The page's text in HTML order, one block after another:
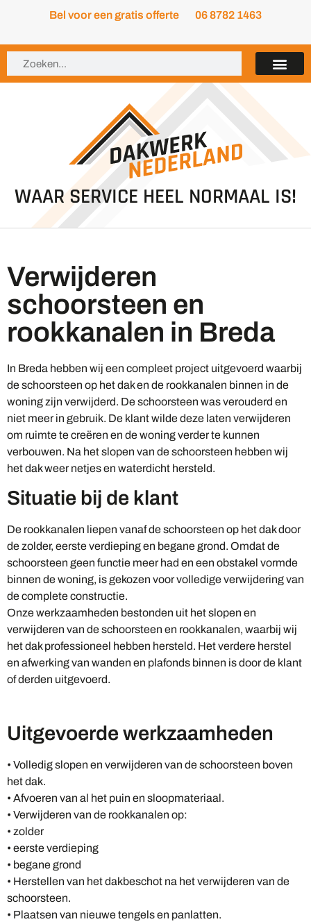
Bel voor een gratis offerte 06 8782 1463
WAAR SERVICE HEEL NORMAAL IS!
Verwijderen
schoorsteen en
rookkanalen in Breda
In Breda hebben wij een compleet project uitgevoerd waarbij
de schoorsteen op het dak en de rookkanalen binnen in de
woning zijn verwijderd. De schoorsteen was verouderd en
niet meer in gebruik. De klant wilde deze laten verwijderen
om ruimte te creëren en de woning verder te kunnen
verbouwen. Na het slopen van de schoorsteen hebben wij
het dak weer netjes en waterdicht hersteld.
Situatie bij de klant
De rookkanalen liepen vanaf de schoorsteen op het dak door
de zolder, eerste verdieping en begane grond. Omdat de
schoorsteen geen functie meer had en een obstakel vormde
binnen de woning, is gekozen voor volledige verwijdering van
de complete constructie.
Onze werkzaamheden bestonden uit het slopen en
verwijderen van de schoorsteen en rookkanalen, waarbij wij
het dak professioneel hebben hersteld. Het verdere herstel
en afwerking van wanden en plafonds binnen is door de klant
of derden uitgevoerd.
Uitgevoerde werkzaamheden
• Volledig slopen en verwijderen van de schoorsteen boven
het dak.
• Afvoeren van al het puin en sloopmateriaal.
• Verwijderen van de rookkanalen op:
• zolder
• eerste verdieping
• begane grond
• Herstellen van het dakbeschot na het verwijderen van de
schoorsteen.
• Plaatsen van nieuwe tengels en panlatten.